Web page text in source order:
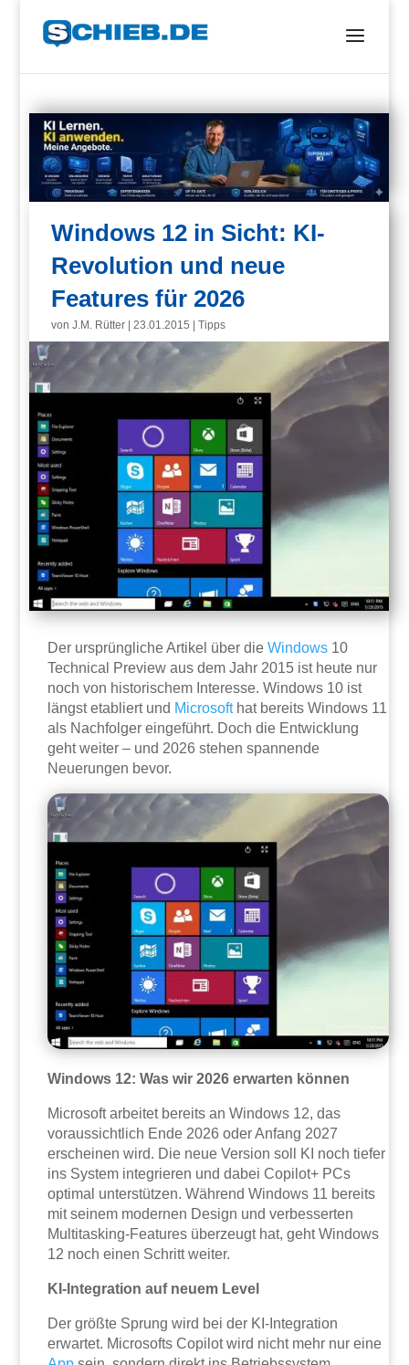
Windows 12 in Sicht: KI-
Revolution und neue
Features für 2026
vonJ.M. Rütter |23.01.2015 |Tipps
Der ursprüngliche Artikel über dieWindows 10
Technical Preview aus dem Jahr 2015 ist heute nur
noch von historischem Interesse. Windows 10 ist
längst etabliert und Microsofthat bereits Windows 11
als Nachfolger eingeführt. Doch die Entwicklung
geht weiter – und 2026 stehen spannende
Neuerungen bevor.
Windows 12: Was wir 2026 erwarten können
Microsoft arbeitet bereits an Windows 12, das
voraussichtlich Ende 2026 oder Anfang 2027
erscheinen wird. Die neue Version soll KI noch tiefer
ins System integrieren und dabei Copilot+ PCs
optimal unterstützen. Während Windows 11 bereits
mit seinem modernen Design und verbesserten
Multitasking-Features überzeugt hat, geht Windows
12 noch einen Schritt weiter.
KI-Integration auf neuem Level
Der größte Sprung wird bei der KI-Integration
erwartet. Microsofts Copilot wird nicht mehr nur eine